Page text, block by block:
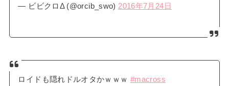
— ビビクロΔ (@orcib_swo)2016年7月24日
ロイドも隠れドルオタかｗｗｗ #macross